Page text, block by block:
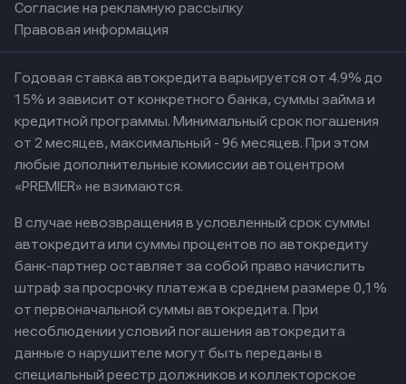
Согласие на рекламную рассылку
Правовая информация
Годовая ставка автокредита варьируется от 4.9% до
15% и зависит от конкретного банка, суммы займа и
кредитной программы. Минимальный срок погашения
от 2 месяцев, максимальный - 96 месяцев. При этом
любые дополнительные комиссии автоцентром
«PREMIER» не взимаются.
В случае невозвращения в условленный срок суммы
автокредита или суммы процентов по автокредиту
банк-партнер оставляет за собой право начислить
штраф за просрочку платежа в среднем размере 0,1%
от первоначальной суммы автокредита. При
несоблюдении условий погашения автокредита
данные о нарушителе могут быть переданы в
специальный реестр должников и коллекторское